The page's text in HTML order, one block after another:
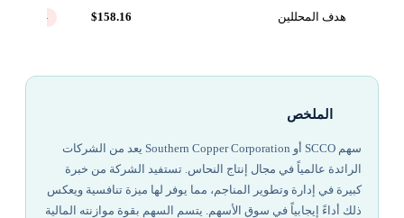
هدف المحللين $158.16
الملخص
سهم SCCO أو Southern Copper Corporation يعد من الشركات
الرائدة عالمياً في مجال إنتاج النحاس. تستفيد الشركة من خبرة
كبيرة في إدارة وتطوير المناجم، مما يوفر لها ميزة تنافسية ويعكس
ذلك أداءً إيجابياً في سوق الأسهم. يتسم السهم بقوة موازنته المالية